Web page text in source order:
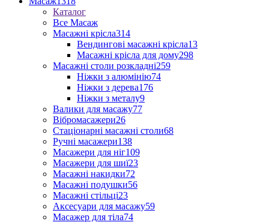
Каталог
Все Масаж
Масажні крісла314
Вендингові масажні крісла13
Масажні крісла для дому298
Масажні столи розкладні259
Ніжки з алюмінію74
Ніжки з дерева176
Ніжки з металу9
Валики для масажу77
Вібромасажери26
Стаціонарні масажні столи68
Ручні масажери138
Масажери для ніг109
Масажери для шиї23
Масажні накидки72
Масажні подушки56
Масажні стільці23
Аксесуари для масажу59
Масажер для тіла74